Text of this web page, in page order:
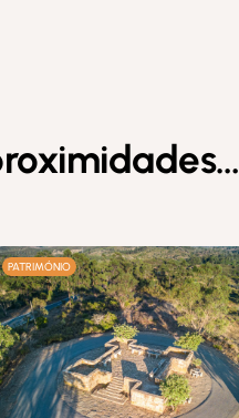
PATRIMÓNIO